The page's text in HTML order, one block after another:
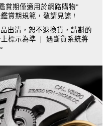
賞期僅適用於網路購物"
賞期規範，敬請見諒 !
出清，恕不退換貨，請斟酌
標示為準 ❘ 遇斷貨系統將